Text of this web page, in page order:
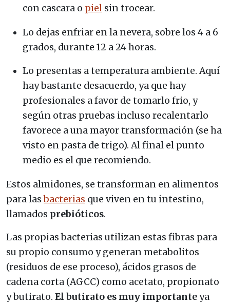
con cascara o piel sin trocear.
Lo dejas enfriar en la nevera, sobre los 4 a 6
grados, durante 12 a 24 horas.
Lo presentas a temperatura ambiente. Aquí
hay bastante desacuerdo, ya que hay
profesionales a favor de tomarlo frio, y
según otras pruebas incluso recalentarlo
favorece a una mayor transformación (se ha
visto en pasta de trigo). Al final el punto
medio es el que recomiendo.
Estos almidones, se transforman en alimentos
para lasbacterias que viven en tu intestino,
llamados prebióticos.
Las propias bacterias utilizan estas fibras para
su propio consumo y generan metabolitos
(residuos de ese proceso), ácidos grasos de
cadena corta (AGCC) como acetato, propionato
y butirato. El butirato es muy importanteya